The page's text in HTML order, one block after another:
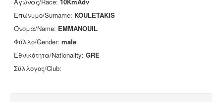
Sponsors
Contact
Επώνυμο/Surname: KOULETAKIS
Όνομα/Name: EMMANOUIL
Φύλλο/Gender: male
Εθνικότητα/Nationality: GRE
Σύλλογος/Club: